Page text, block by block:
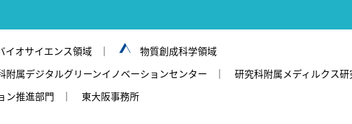
イオサイエンス領域
物質創成科学領域
附属デジタルグリーンイノベーションセンター
研究科附属メディルクス
ン推進部門 東大阪事務所